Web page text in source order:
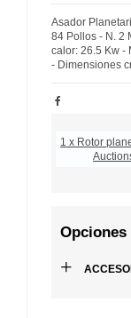
Asador
84 Pollos - N. 2
calor: 26.5 Kw -
- Dimensiones
1 x Rotor
Opciones
+